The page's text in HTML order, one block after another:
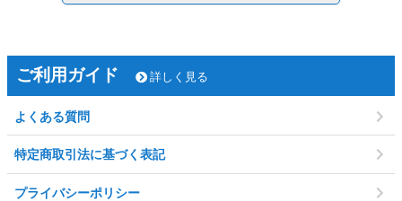
ご利用ガイド 詳しく見る
よくある質問
特定商取引法に基づく表記
プライバシーポリシー